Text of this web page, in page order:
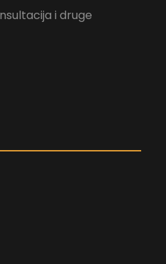
i druge